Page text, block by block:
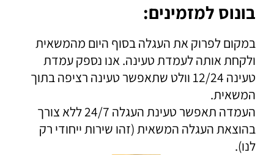
בונוס למזמינים:
במקום לפרוק את העגלה בסוף היום מהמשאית
ולקחת אותה לעמדת טעינה. אנו נספק עמדת
טעינה 12/24 וולט שתאפשר טעינה רציפה בתוך
המשאית.
העמדה תאפשר טעינת העגלה 24/7 ללא צורך
בהוצאת העגלה המשאית (זהו שירות ייחודי רק
לנו).